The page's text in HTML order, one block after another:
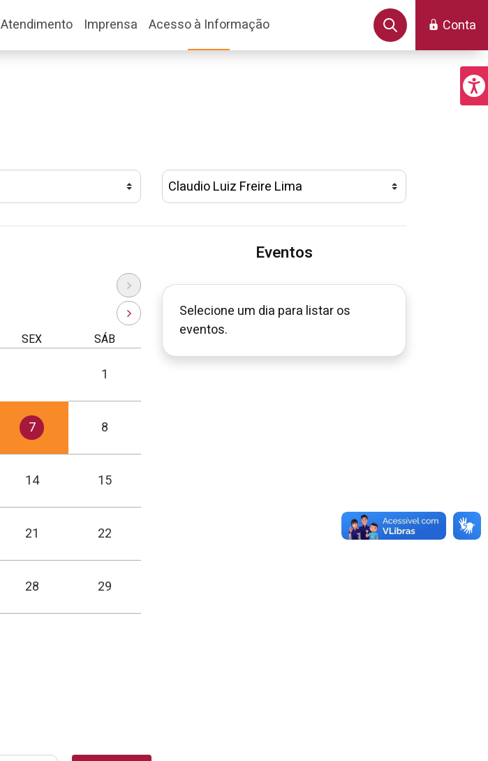
Conta
Atendimento Imprensa Acesso à Informação
SEX SÁB
1
7 8
14 15
21 22
28 29
Eventos
Selecione um dia para listar os
eventos.